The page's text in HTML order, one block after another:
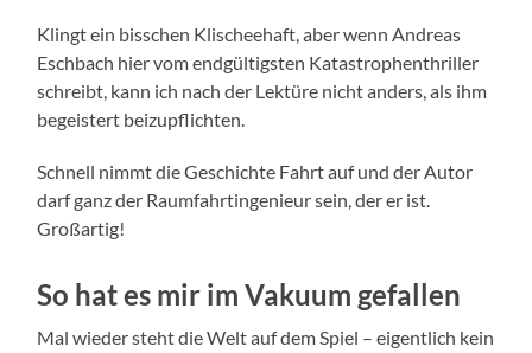
Klingt ein bisschen Klischeehaft, aber wenn Andreas
Eschbach hier vom endgültigsten Katastrophenthriller
schreibt, kann ich nach der Lektüre nicht anders, als ihm
begeistert beizupflichten.
Schnell nimmt die Geschichte Fahrt auf und der Autor
darf ganz der Raumfahrtingenieur sein, der er ist.
Großartig!
So hat es mir im Vakuum gefallen
Mal wieder steht die Welt auf dem Spiel – eigentlich kein